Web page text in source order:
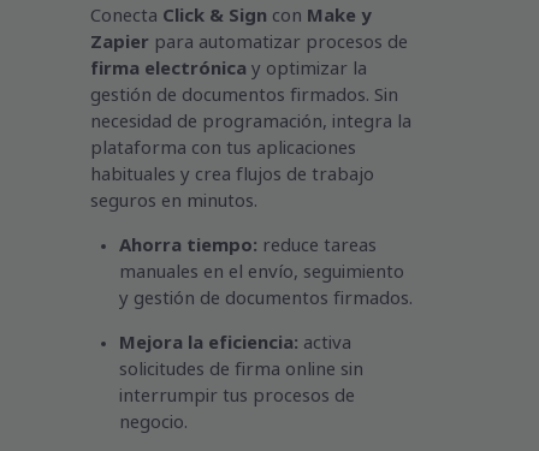
Conecta Click & Sign con Make y
Zapier para automatizar procesos de
firma electrónica y optimizar la
gestión de documentos firmados. Sin
necesidad de programación, integra la
plataforma con tus aplicaciones
habituales y crea flujos de trabajo
seguros en minutos.
Ahorra tiempo: reduce tareas
manuales en el envío, seguimiento
y gestión de documentos firmados.
Mejora la eficiencia: activa
solicitudes de firma online sin
interrumpir tus procesos de
negocio.